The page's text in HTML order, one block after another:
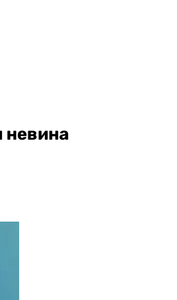
невина